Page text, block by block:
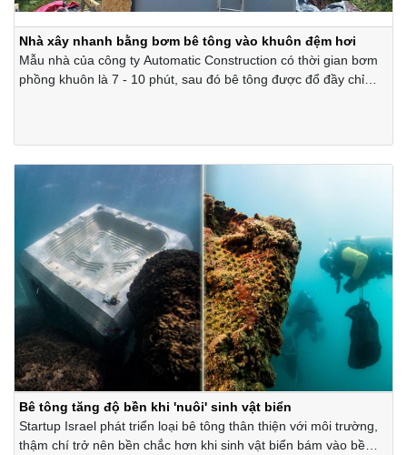
Nhà xây nhanh bằng bơm bê tông vào khuôn đệm hơi
Mẫu nhà của công ty Automatic Construction có thời gian bơm
phồng khuôn là 7 - 10 phút, sau đó bê tông được đổ đầy chỉ
Bê tông tăng độ bền khi 'nuôi' sinh vật biển
Startup Israel phát triển loại bê tông thân thiện với môi trường,
thậm chí trở nên bền chắc hơn khi sinh vật biển bám vào bề